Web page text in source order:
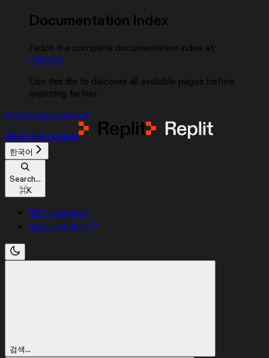
Documentation Index
Fetch the complete documentation index at:
/llms.txt
Use this file to discover all available pages before
exploring further.
Skip to main content
Replit home page
한국어
Search...
⌘K
빌드 시작하기
빌드 시작하기
검색...